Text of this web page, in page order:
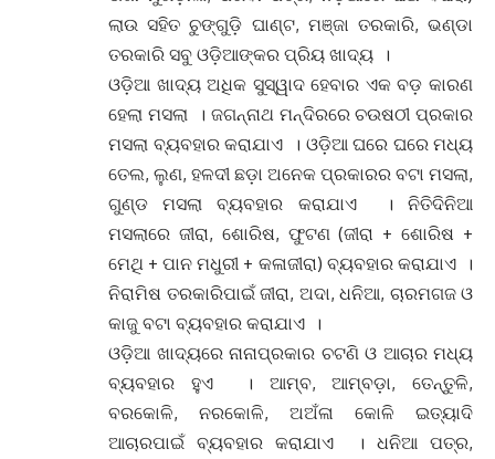
ଲାଉ ସହିତ ଚୁଙ୍ଗୁଡ଼ି ଘାଣ୍ଟ, ମଞ୍ଜା ତରକାରି, ଭଣ୍ଡା
ତରକାରି ସବୁ ଓଡ଼ିଆଙ୍କର ପ୍ରିୟ ଖାଦ୍ୟ ।
ଓଡ଼ିଆ ଖାଦ୍ୟ ଅଧିକ ସୁସ୍ୱାଦ ହେବାର ଏକ ବଡ଼ କାରଣ
ହେଲା ମସଲା । ଜଗନ୍ନାଥ ମନ୍ଦିରରେ ଚଉଷଠୀ ପ୍ରକାର
ମସଲା ବ୍ୟବହାର କରାଯାଏ । ଓଡ଼ିଆ ଘରେ ଘରେ ମଧ୍ୟ
ତେଲ, ଲୁଣ, ହଳଦୀ ଛଡ଼ା ଅନେକ ପ୍ରକାରର ବଟା ମସଲା,
ଗୁଣ୍ଡ ମସଲା ବ୍ୟବହାର କରାଯାଏ । ନିତିଦିନିଆ
ମସଲାରେ ଜୀରା, ଶୋରିଷ, ଫୁଟଣ (ଜୀରା + ଶୋରିଷ +
ମେଥି + ପାନ ମଧୁରୀ + କଳାଜୀରା) ବ୍ୟବହାର କରାଯାଏ ।
ନିରାମିଷ ତରକାରିପାଇଁ ଜୀରା, ଅଦା, ଧନିଆ, ଚାରମଗଜ ଓ
କାଜୁ ବଟା ବ୍ୟବହାର କରାଯାଏ ।
ଓଡ଼ିଆ ଖାଦ୍ୟରେ ନାନାପ୍ରକାର ଚଟଣି ଓ ଆଚାର ମଧ୍ୟ
ବ୍ୟବହାର ହୁଏ । ଆମ୍ବ, ଆମ୍ବଡ଼ା, ତେନ୍ତୁଳି,
ବରକୋଳି, ନରକୋଳି, ଅଅଁଳା କୋଳି ଇତ୍ୟାଦି
ଆଚାରପାଇଁ ବ୍ୟବହାର କରାଯାଏ । ଧନିଆ ପତ୍ର,